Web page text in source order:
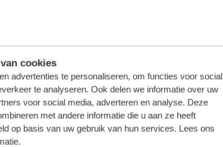
cookies
advertenties te personaliseren, om functies voor social
te analyseren. Ook delen we informatie over uw
voor social media, adverteren en analyse. Deze
met andere informatie die u aan ze heeft
op basis van uw gebruik van hun services. Lees ons